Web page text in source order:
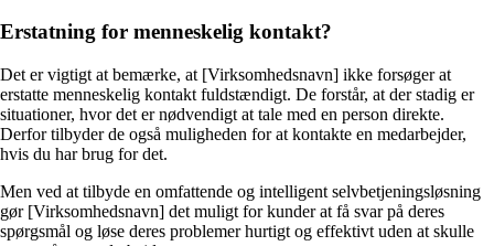
Erstatning for menneskelig kontakt?
Det er vigtigt at bemærke, at [Virksomhedsnavn] ikke forsøger at
erstatte menneskelig kontakt fuldstændigt. De forstår, at der stadig er
situationer, hvor det er nødvendigt at tale med en person direkte.
Derfor tilbyder de også muligheden for at kontakte en medarbejder,
hvis du har brug for det.
Men ved at tilbyde en omfattende og intelligent selvbetjeningsløsning
gør [Virksomhedsnavn] det muligt for kunder at få svar på deres
spørgsmål og løse deres problemer hurtigt og effektivt uden at skulle